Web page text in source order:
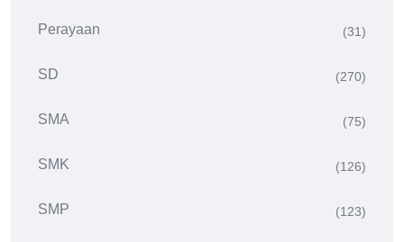
Perayaan (31)
SD (270)
SMA (75)
SMK (126)
SMP (123)